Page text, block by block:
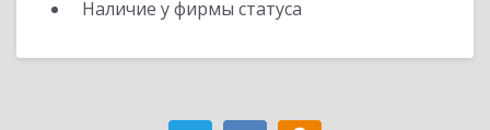
Наличие у фирмы статуса